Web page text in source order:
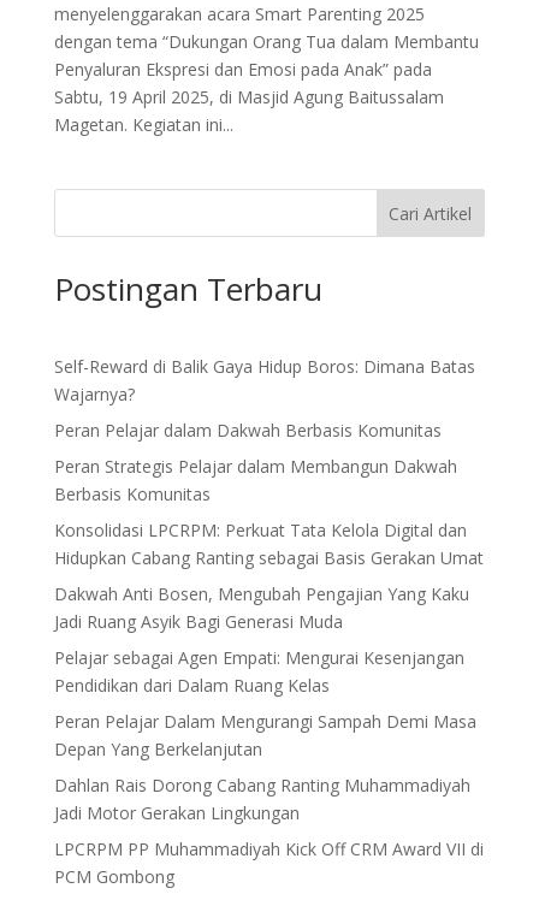
menyelenggarakan acara Smart Parenting 2025
dengan tema “Dukungan Orang Tua dalam Membantu
Penyaluran Ekspresi dan Emosi pada Anak” pada
Sabtu, 19 April 2025, di Masjid Agung Baitussalam
Magetan. Kegiatan ini...
Cari Artikel
Postingan Terbaru
Self-Reward di Balik Gaya Hidup Boros: Dimana Batas
Wajarnya?
Peran Pelajar dalam Dakwah Berbasis Komunitas
Peran Strategis Pelajar dalam Membangun Dakwah
Berbasis Komunitas
Konsolidasi LPCRPM: Perkuat Tata Kelola Digital dan
Hidupkan Cabang Ranting sebagai Basis Gerakan Umat
Dakwah Anti Bosen, Mengubah Pengajian Yang Kaku
Jadi Ruang Asyik Bagi Generasi Muda
Pelajar sebagai Agen Empati: Mengurai Kesenjangan
Pendidikan dari Dalam Ruang Kelas
Peran Pelajar Dalam Mengurangi Sampah Demi Masa
Depan Yang Berkelanjutan
Dahlan Rais Dorong Cabang Ranting Muhammadiyah
Jadi Motor Gerakan Lingkungan
LPCRPM PP Muhammadiyah Kick Off CRM Award VII di
PCM Gombong